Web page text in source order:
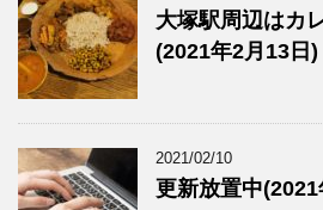
大塚駅周辺はカ
(2021年2月13日)
2021/02/10
更新放置中